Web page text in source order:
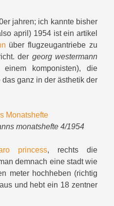
jahren; ich kannte bisher
april) 1954 ist ein artikel
über flugzeugantriebe zu
der georg westermann
komponisten), die
ganz in der ästhetik der
monatshefte 4/1954
princess, rechts die
demnach eine stadt wie
meter hochheben (richtig
und hebt ein 18 zentner